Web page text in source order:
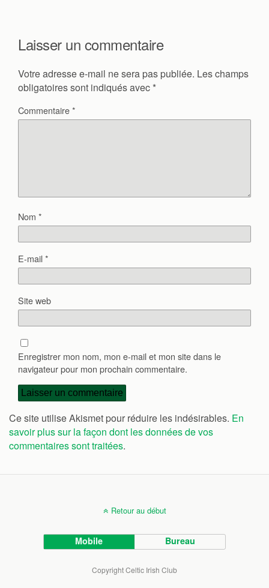
Laisser un commentaire
Votre adresse e-mail ne sera pas publiée. Les champs
obligatoires sont indiqués avec *
Commentaire*
Nom *
E-mail*
Site web
Enregistrer mon nom, mon e-mail et mon site dans le
navigateur pour mon prochain commentaire.
Ce site utilise Akismet pour réduire les indésirables. En
savoir plus sur la façon dont les données de vos
commentaires sont traitées.
Retour au début
Mobile Bureau
Copyright Celtic Irish Club